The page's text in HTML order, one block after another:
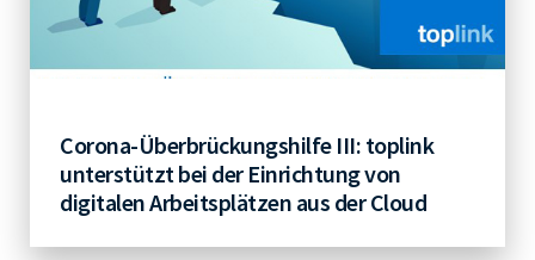
Corona-Überbrückungshilfe III: toplink
unterstützt bei der Einrichtung von
digitalen Arbeitsplätzen aus der Cloud